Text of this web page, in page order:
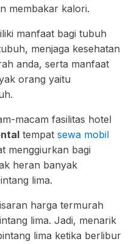
membakar kalori.
manfaat bagi tubuh
menjaga kesehatan
anda, serta manfaat
orang yaitu
macam fasilitas hotel
tempat sewa mobil
menggiurkan bagi
heran banyak
lima.
harga termurah
lima. Jadi, menarik
lima ketika berlibur